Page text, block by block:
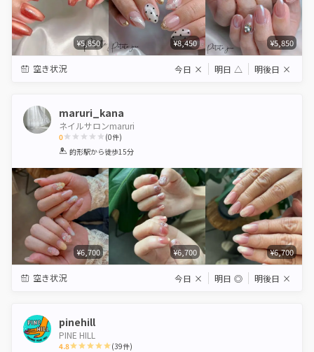
¥5,850 ¥8,450 ¥5,850
空き状況 今日 × 明日 △ 明後日 ×
maruri_kana
ネイルサロンmaruri
0
1 2 3 4 5
(0件)
的形駅から徒歩15分
¥6,700 ¥6,700 ¥6,700
空き状況 今日 × 明日 ◎ 明後日 ×
pinehill
PINE HILL
4.8 (39件)